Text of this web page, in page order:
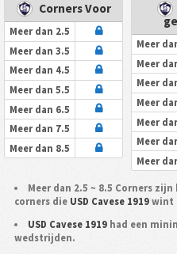
Corners Voor
Meer dan 2.5
Meer dan 3.5
Meer dan 4.5
Meer dan 5.5
Meer dan 6.5
Meer dan 7.5
Meer dan 8.5
Meer
Meer
Meer
Meer
Meer
Meer
Meer
Meer dan 2.5 ~ 8.5 Corners
corners die USD Cavese 1919wint
USD Cavese 1919 had een
wedstrijden.